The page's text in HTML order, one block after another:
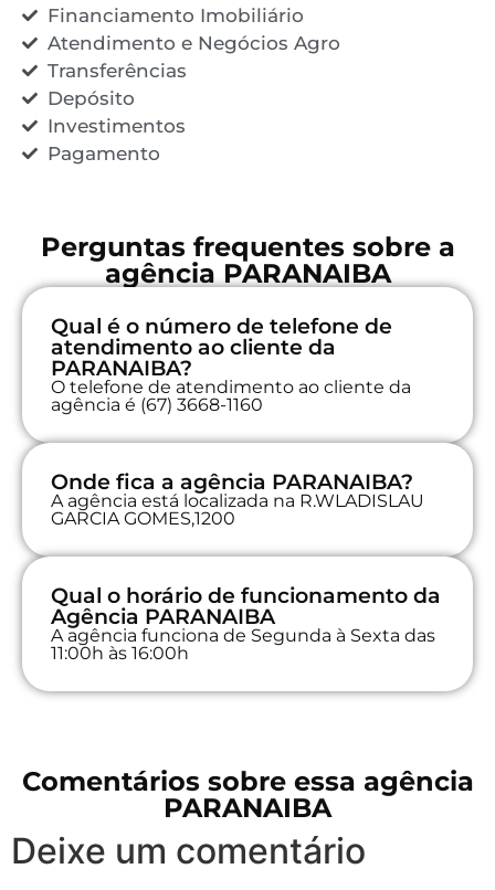
Financiamento Imobiliário
Atendimento e Negócios Agro
Transferências
Depósito
Investimentos
Pagamento
Perguntas frequentes sobre a
agência PARANAIBA
Qual é o número de telefone de
atendimento ao cliente da
PARANAIBA?
O telefone de atendimento ao cliente da
agência é (67) 3668-1160
Onde fica a agência PARANAIBA?
A agência está localizada na R.WLADISLAU
GARCIA GOMES,1200
Qual o horário de funcionamento da
Agência PARANAIBA
A agência funciona de Segunda à Sexta das
11:00h às 16:00h
Comentários sobre essa agência
PARANAIBA
Deixe um comentário